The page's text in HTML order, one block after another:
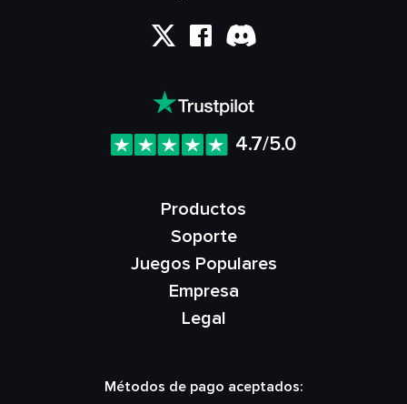
4.7/5.0
Productos
Soporte
Juegos Populares
Empresa
Legal
Métodos de pago aceptados: